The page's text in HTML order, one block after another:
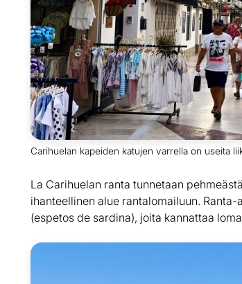
Carihuelan kapeiden katujen varrella on useita
La Carihuelan ranta tunnetaan
ihanteellinen alue rantalomailuun.
(espetos de sardina), joita kannattaa